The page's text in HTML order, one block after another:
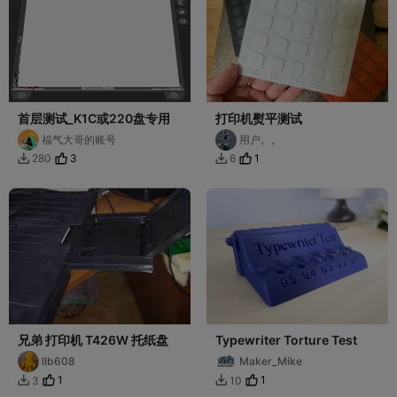
首层测试_K1C或220盘专用
福气大哥的账号
 280 3
打印机熨平测试
用户。。
 6 1
兄弟 打印机 T426W 托纸盘
llb608
 3 1
Typewriter Torture Test
Maker_Mike
 10 1